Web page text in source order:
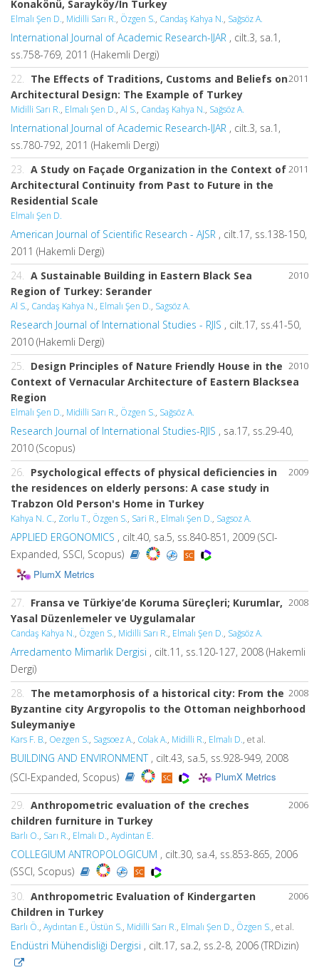
Konakönü, Sarayköy/In Turkey
Elmalı Şen D., Midilli Sarı R., Özgen S., Candaş Kahya N., Sağsöz A.
International Journal of Academic Research-IJAR , cilt.3, sa.1,
ss.758-769, 2011 (Hakemli Dergi)
2011
22.
The Effects of Traditions, Customs and Beliefs on
Architectural Design: The Example of Turkey
Midilli Sarı R., Elmalı Şen D., Al S., Candaş Kahya N., Sağsöz A.
International Journal of Academic Research-IJAR , cilt.3, sa.1,
ss.780-792, 2011 (Hakemli Dergi)
2011
23.
A Study on Façade Organization in the Context of
Architectural Continuity from Past to Future in the
Residential Scale
Elmalı Şen D.
American Journal of Scientific Research - AJSR , cilt.17, ss.138-150,
2011 (Hakemli Dergi)
2010
24.
A Sustainable Building in Eastern Black Sea
Region of Turkey: Serander
Al S., Candaş Kahya N., Elmalı Şen D., Sagsöz A.
Research Journal of International Studies - RJIS , cilt.17, ss.41-50,
2010 (Hakemli Dergi)
2010
25.
Design Principles of Nature Friendly House in the
Context of Vernacular Architecture of Eastern Blacksea
Region
Elmalı Şen D., Midilli Sarı R., Özgen S., Sağsöz A.
Research Journal of International Studies-RJIS , sa.17, ss.29-40,
2010 (Scopus)
2009
26.
Psychological effects of physical deficiencies in
the residences on elderly persons: A case study in
Trabzon Old Person's Home in Turkey
Kahya N. C., Zorlu T., Özgen S., Sari R., Elmalı Şen D., Sagsoz A.
APPLIED ERGONOMICS , cilt.40, sa.5, ss.840-851, 2009 (SCI-
Expanded, SSCI, Scopus)
PlumX Metrics
2008
27.
Fransa ve Türkiye’de Koruma Süreçleri; Kurumlar,
Yasal Düzenlemeler ve Uygulamalar
Candaş Kahya N., Özgen S., Midilli Sarı R., Elmalı Şen D., Sağsöz A.
Arredamento Mimarlık Dergisi , cilt.11, ss.120-127, 2008 (Hakemli
Dergi)
2008
28.
The metamorphosis of a historical city: From the
Byzantine city Argyropolis to the Ottoman neighborhood
Suleymaniye
Kars F. B., Oezgen S., Sagsoez A., Colak A., Midilli R., Elmalı D., et al.
BUILDING AND ENVIRONMENT, cilt.43, sa.5, ss.928-949, 2008
(SCI-Expanded, Scopus)
PlumX Metrics
2006
29.
Anthropometric evaluation of the creches
children furniture in Turkey
Barlı O., Sarı R., Elmalı D., Aydintan E.
COLLEGIUM ANTROPOLOGICUM , cilt.30, sa.4, ss.853-865, 2006
(SSCI, Scopus)
2006
30. Anthropometric Evaluation of Kindergarten
Children in Turkey
Barlı Ö., Aydıntan E., Üstün S., Midilli Sarı R., Elmalı Şen D., Özgen S., et al.
Endüstri Mühendisliği Dergisi , cilt.17, sa.2, ss.2-8, 2006 (TRDizin)